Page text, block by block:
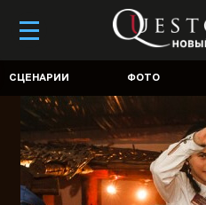
СЦЕНАРИИ ФОТО